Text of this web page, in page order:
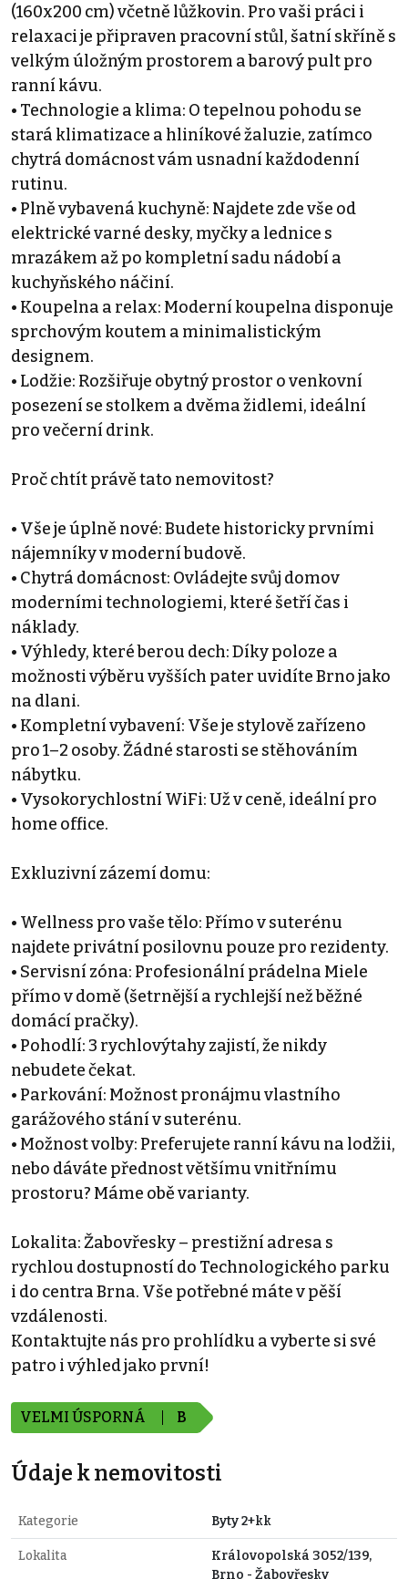
(160x200 cm) včetně lůžkovin. Pro vaši práci i
relaxaci je připraven pracovní stůl, šatní skříně s
velkým úložným prostorem a barový pult pro
ranní kávu.
• Technologie a klima: O tepelnou pohodu se
stará klimatizace a hliníkové žaluzie, zatímco
chytrá domácnost vám usnadní každodenní
rutinu.
• Plně vybavená kuchyně: Najdete zde vše od
elektrické varné desky, myčky a lednice s
mrazákem až po kompletní sadu nádobí a
kuchyňského náčiní.
• Koupelna a relax: Moderní koupelna disponuje
sprchovým koutem a minimalistickým
designem.
• Lodžie: Rozšiřuje obytný prostor o venkovní
posezení se stolkem a dvěma židlemi, ideální
pro večerní drink.
Proč chtít právě tato nemovitost?
• Vše je úplně nové: Budete historicky prvními
nájemníky v moderní budově.
• Chytrá domácnost: Ovládejte svůj domov
moderními technologiemi, které šetří čas i
náklady.
• Výhledy, které berou dech: Díky poloze a
možnosti výběru vyšších pater uvidíte Brno jako
na dlani.
• Kompletní vybavení: Vše je stylově zařízeno
pro 1–2 osoby. Žádné starosti se stěhováním
nábytku.
• Vysokorychlostní WiFi: Už v ceně, ideální pro
home office.
Exkluzivní zázemí domu:
• Wellness pro vaše tělo: Přímo v suterénu
najdete privátní posilovnu pouze pro rezidenty.
• Servisní zóna: Profesionální prádelna Miele
přímo v domě (šetrnější a rychlejší než běžné
domácí pračky).
• Pohodlí: 3 rychlovýtahy zajistí, že nikdy
nebudete čekat.
• Parkování: Možnost pronájmu vlastního
garážového stání v suterénu.
• Možnost volby: Preferujete ranní kávu na lodžii,
nebo dáváte přednost většímu vnitřnímu
prostoru? Máme obě varianty.
Lokalita: Žabovřesky – prestižní adresa s
rychlou dostupností do Technologického parku
i do centra Brna. Vše potřebné máte v pěší
vzdálenosti.
Kontaktujte nás pro prohlídku a vyberte si své
patro i výhled jako první!
VELMI ÚSPORNÁ B
Údaje k nemovitosti
Kategorie Byty 2+kk
Lokalita
Královopolská 3052/139,
Brno - Žabovřesky